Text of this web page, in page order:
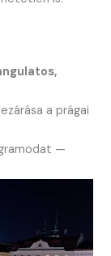
a prágai
—